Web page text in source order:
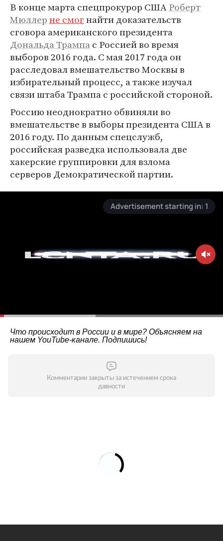
В конце марта спецпрокурор СШАРоберт
Мюллерне смогнайти доказательств
сговора американского президента
Дональда Трампас Россией во время
выборов 2016 года. С мая 2017 года он
расследовал вмешательство Москвы в
избирательный процесс, а также изучал
связи штаба Трампа с российской стороной.
Россию неоднократно обвиняли во
вмешательстве в выборы президента США в
2016 году. По данным спецслужб,
российская разведка использовала две
хакерские группировки для взлома
серверов Демократической партии.
Что происходит в России и в мире? Объясняем на
нашем YouTube-канале. Подпишись!
Комментарии закрыты за истечением срока
давности